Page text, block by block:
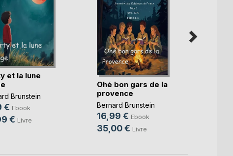
et la lune
Brunstein
€ Ebook
€ Livre
Ohé bon gars de la
provence
Bernard Brunstein
16,99 € Ebook
35,00 € Livre